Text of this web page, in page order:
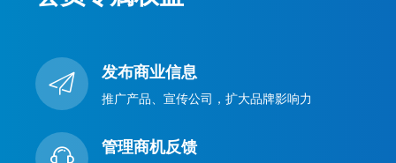
发布商业信息
推广产品、宣传公司，扩大品牌影响力
管理商机反馈